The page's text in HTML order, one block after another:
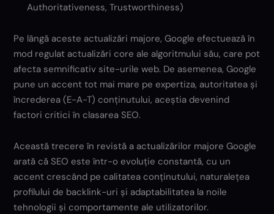
Authoritativeness, Trustworthiness)
Pe lângă aceste actualizări majore, Google efectuează în
mod regulat actualizări core ale algoritmului său, care pot
afecta semnificativ site-urile web. De asemenea, Google
pune un accent tot mai mare pe expertiza, autoritatea și
încrederea (E-A-T) conținutului, aceștia devenind
factori critici în clasarea SEO.
Această trecere în revistă a actualizărilor majore Google
arată că SEO este într-o evoluție constantă, cu un
accent crescând pe calitatea conținutului, naturalețea
profilului de backlink-uri și adaptabilitatea la noile
tehnologii și comportamente ale utilizatorilor.